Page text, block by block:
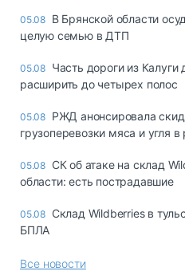
05.08 В Брянской области
целую семью в ДТП
05.08 Часть дороги из
расширить до четырех полос
05.08 РЖД анонсировала
грузоперевозки мяса и угля в
05.08 СК об атаке на склад
области: есть пострадавшие
05.08 Склад Wildberries в
БПЛА
Все новости